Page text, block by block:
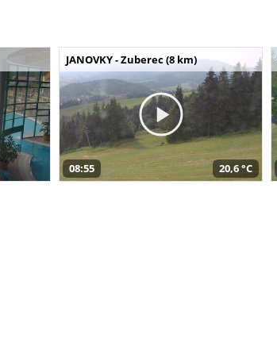
JANOVKY - Zuberec (8 km)
08:55 20,6 °C